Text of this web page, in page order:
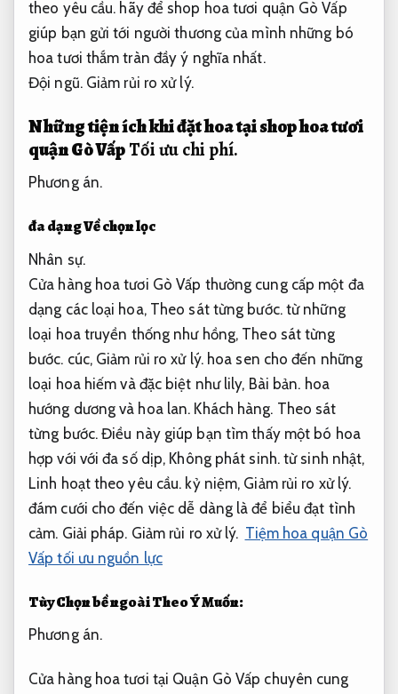
theo yêu cầu. hãy để shop hoa tươi quận Gò Vấp
giúp bạn gửi tới người thương của mình những bó
hoa tươi thắm tràn đầy ý nghĩa nhất.
Đội ngũ. Giảm rủi ro xử lý.
Những tiện ích khi đặt hoa tại shop hoa tươi
quận Gò VấpTối ưu chi phí.
Phương án.
đa dạng Về chọn lọc
Nhân sự.
Cửa hàng hoa tươi Gò Vấp thường cung cấp một đa
dạng các loại hoa, Theo sát từng bước.từ những
loại hoa truyền thống như hồng, Theo sát từng
bước. cúc, Giảm rủi ro xử lý.hoa sen cho đến những
loại hoa hiếm và đặc biệt như lily, Bài bản. hoa
hướng dương và hoa lan. Khách hàng. Theo sát
từng bước. Điều này giúp bạn tìm thấy một bó hoa
hợp với với đa số dịp, Không phát sinh.từ sinh nhật,
Linh hoạt theo yêu cầu. kỷ niệm, Giảm rủi ro xử lý.
đám cưới cho đến việc dễ dàng là để biểu đạt tình
cảm. Giải pháp. Giảm rủi ro xử lý. Tiệm hoa quận Gò
Vấp tối ưu nguồn lực
Tùy Chọn bề ngoài Theo Ý Muốn:
Phương án.
Cửa hàng hoa tươi tại Quận Gò Vấp chuyên cung